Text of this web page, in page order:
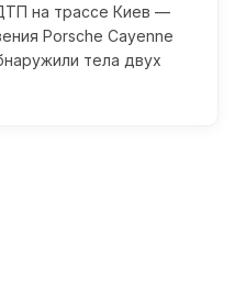
на трассе Киев —
Porsche Cayenne
тела двух